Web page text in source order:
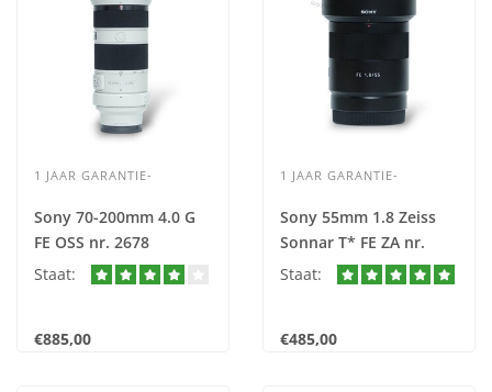
1 JAAR GARANTIE-
Sony 70-200mm 4.0 G
FE OSS nr. 2678
Staat:
€885,00
1 JAAR GARANTIE-
Sony 55mm 1.8 Zeiss
Sonnar T* FE ZA nr.
2677
Staat:
€485,00